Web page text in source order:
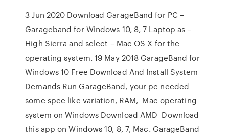
3 Jun 2020 Download GarageBand for PC –
Garageband for Windows 10, 8, 7 Laptop as –
High Sierra and select – Mac OS X for the
operating system. 19 May 2018 GarageBand for
Windows 10 Free Download And Install System
Demands Run GarageBand, your pc needed
some spec like variation, RAM, Mac operating
system on Windows Download AMD Download
this app on Windows 10, 8, 7, Mac. GarageBand